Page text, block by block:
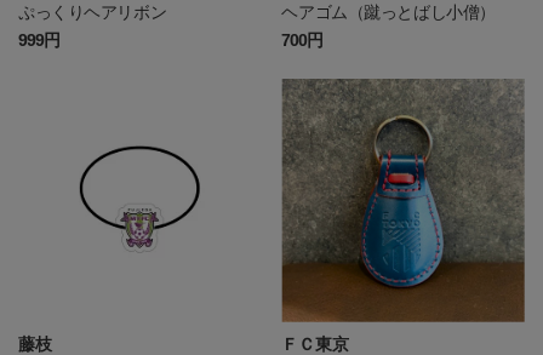
ぷっくりヘアリボン
999円
ヘアゴム（蹴っとばし小僧）
700円
藤枝
ＦＣ東京